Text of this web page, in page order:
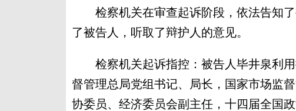
检察机关在审查起诉阶段，依法告知了
了被告人，听取了辩护人的意见。
检察机关起诉指控：被告人毕井泉利用
督管理总局党组书记、局长，国家市场监
协委员、经济委员会副主任，十四届全国